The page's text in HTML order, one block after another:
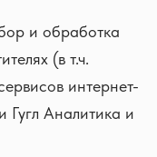
и обработка
(в т.ч.
интернет-
Гугл Аналитика и